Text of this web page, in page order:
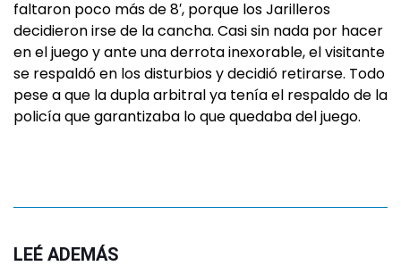
faltaron poco más de 8′, porque los Jarilleros
decidieron irse de la cancha. Casi sin nada por hacer
en el juego y ante una derrota inexorable, el visitante
se respaldó en los disturbios y decidió retirarse. Todo
pese a que la dupla arbitral ya tenía el respaldo de la
policía que garantizaba lo que quedaba del juego.
LEÉ ADEMÁS